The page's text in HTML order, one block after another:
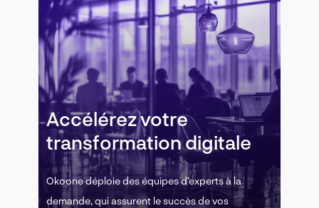
Accélérez votre
transformation digitale
Okoone déploie des équipes d’experts à la
demande, qui assurent le succès de vos